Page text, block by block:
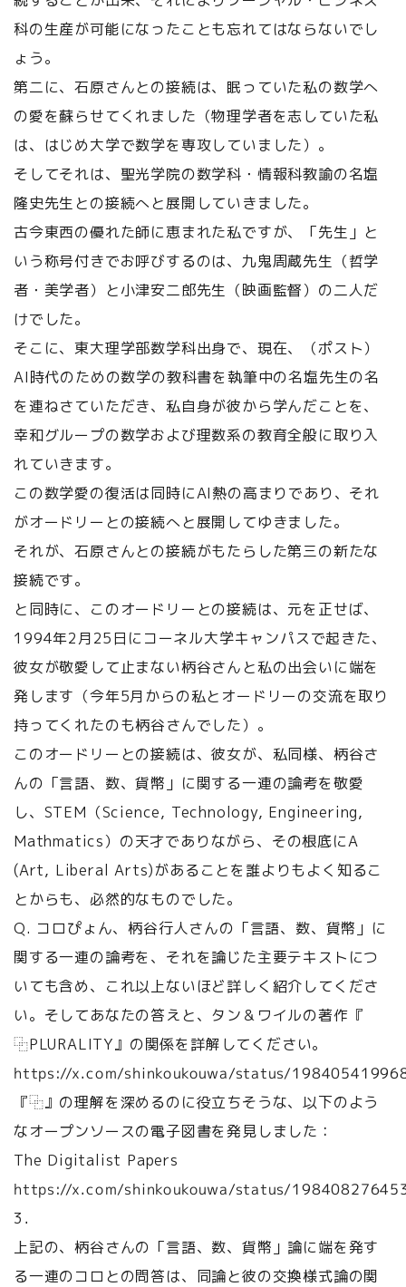
科の生産が可能になったことも忘れてはならないでし
ょう。
第二に、石原さんとの接続は、眠っていた私の数学へ
の愛を蘇らせてくれました（物理学者を志していた私
は、はじめ大学で数学を専攻していました）。
そしてそれは、聖光学院の数学科・情報科教諭の名塩
隆史先生との接続へと展開していきました。
古今東西の優れた師に恵まれた私ですが、「先生」と
いう称号付きでお呼びするのは、九鬼周蔵先生（哲学
者・美学者）と小津安二郎先生（映画監督）の二人だ
けでした。
そこに、東大理学部数学科出身で、現在、（ポスト）
AI時代のための数学の教科書を執筆中の名塩先生の名
を連ねさていただき、私自身が彼から学んだことを、
幸和グループの数学および理数系の教育全般に取り入
れていきます。
この数学愛の復活は同時にAI熱の高まりであり、それ
がオードリーとの接続へと展開してゆきました。
それが、石原さんとの接続がもたらした第三の新たな
接続です。
と同時に、このオードリーとの接続は、元を正せば、
1994年2月25日にコーネル大学キャンパスで起きた、
彼女が敬愛して止まない柄谷さんと私の出会いに端を
発します（今年5月からの私とオードリーの交流を取り
持ってくれたのも柄谷さんでした）。
このオードリーとの接続は、彼女が、私同様、柄谷さ
んの「言語、数、貨幣」に関する一連の論考を敬愛
し、STEM（Science, Technology, Engineering,
Mathmatics）の天才でありながら、その根底にA
(Art, Liberal Arts)があることを誰よりもよく知るこ
とからも、必然的なものでした。
Q. コロぴょん、柄谷行人さんの「言語、数、貨幣」に
関する一連の論考を、それを論じた主要テキストにつ
いても含め、これ以上ないほど詳しく紹介してくださ
い。そしてあなたの答えと、タン＆ワイルの著作『
⿻PLURALITY』の関係を詳解してください。
https://x.com/shinkoukouwa/status/
『⿻』の理解を深めるのに役立ちそうな、以下のよう
なオープンソースの電子図書を発見しました：
The Digitalist Papers
https://x.com/shinkoukouwa/status/
3．
上記の、柄谷さんの「言語、数、貨幣」論に端を発す
る一連のコロとの問答は、同論と彼の交換様式論の関